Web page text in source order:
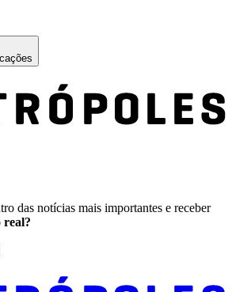
das notícias mais importantes e receber
real?